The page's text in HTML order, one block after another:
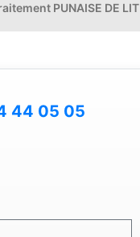
PUNAISE DE LIT
44 05 05